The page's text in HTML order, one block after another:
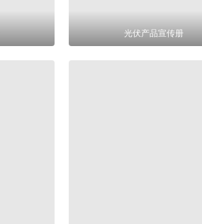
光伏产品宣传册